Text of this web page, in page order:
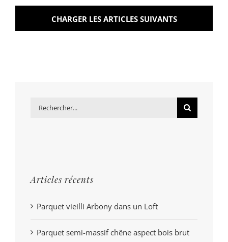
CHARGER LES ARTICLES SUIVANTS
Rechercher:
Articles récents
Parquet vieilli Arbony dans un Loft
Parquet semi-massif chêne aspect bois brut